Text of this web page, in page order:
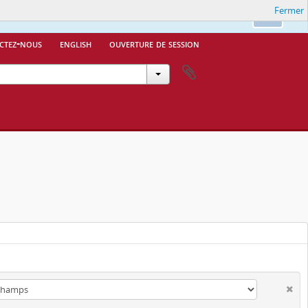
nous english ouverture de session
Fermer